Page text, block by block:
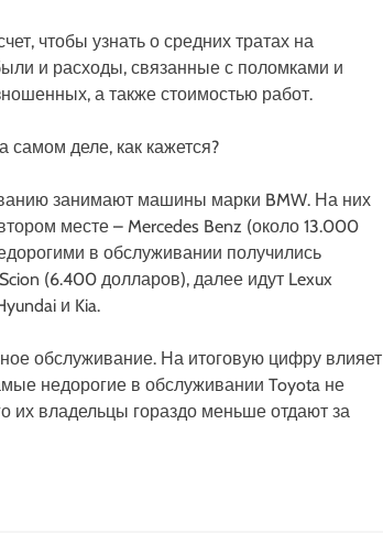
чтобы узнать о средних тратах на
и расходы, связанные с поломками и
а также стоимостью работ.
занимают машины марки BMW. На них
месте – Mercedes Benz (около 13.000
в обслуживании получились
(6.400 долларов), далее идут Lexux
и Kia.
обслуживание. На итоговую цифру влияет
недорогие в обслуживании Toyota не
их владельцы гораздо меньше отдают за